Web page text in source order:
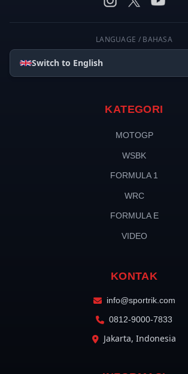
LANGUAGE / BAHASA
Switch to English
KATEGORI
MOTOGP
WSBK
FORMULA 1
WRC
FORMULA E
VIDEO
KONTAK
info@sportrik.com
0812-9000-7833
Jakarta, Indonesia